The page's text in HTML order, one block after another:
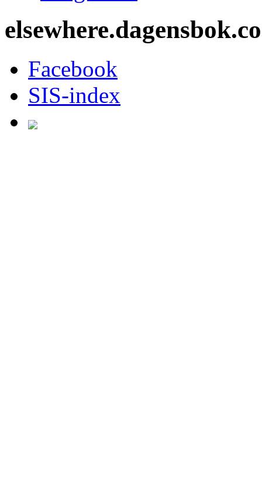
Facebook
SIS-index